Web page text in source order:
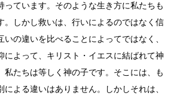
っています。そのような生き方に私たちも
。しかし救いは、行いによるのではなく信
の違いを比べることによってではなく、
によって、キリスト・イエスに結ばれて神
私たちは等しく神の子です。そこには、も
による違いはありません。しかしそれは、